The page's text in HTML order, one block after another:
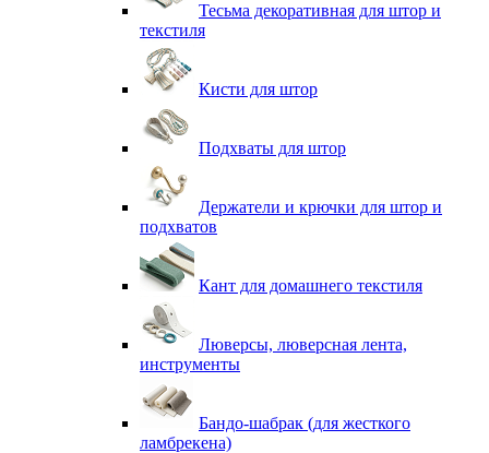
Тесьма декоративная для штор и
текстиля
Кисти для штор
Подхваты для штор
Держатели и крючки для штор и
подхватов
Кант для домашнего текстиля
Люверсы, люверсная лента,
инструменты
Бандо-шабрак (для жесткого
ламбрекена)